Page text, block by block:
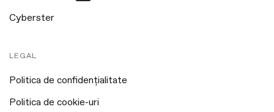
Cyberster
LEGAL
Politica de confidențialitate
Politica de cookie-uri